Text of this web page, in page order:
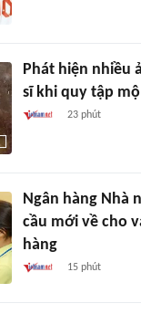
Phát hiện nhiều
sĩ khi quy tập
23 phút
Ngân hàng Nhà
cầu mới về cho
hàng
15 phút